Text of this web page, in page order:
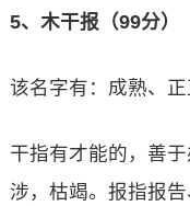
5、木干报（99分）
该名字有：成熟、
干指有才能的，善
涉，枯竭。报指报